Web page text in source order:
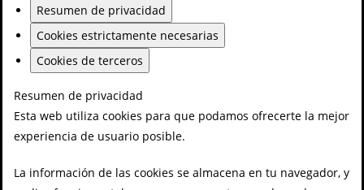
Resumen de privacidad
Cookies estrictamente necesarias
Cookies de terceros
Resumen de privacidad
Esta web utiliza cookies para que podamos ofrecerte la mejor
experiencia de usuario posible.
La información de las cookies se almacena en tu navegador, y